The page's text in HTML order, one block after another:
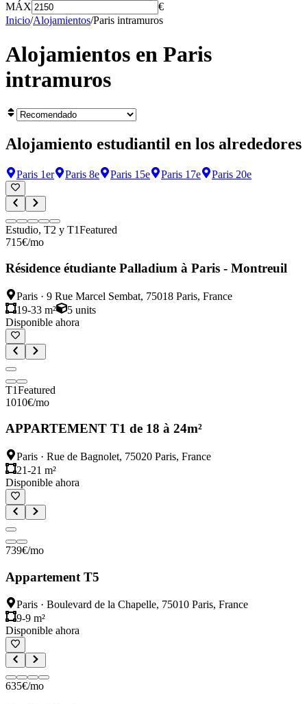
MÁX
€
Inicio/Alojamientos/Paris intramuros
Alojamientos en Paris
intramuros
Alojamiento estudiantil en los alrededores
Paris 1er Paris 8e Paris 15e Paris 17e Paris 20e
Estudio, T2 y T1Featured
715€/mo
Résidence étudiante Palladium à Paris - Montreuil
Paris · 9 Rue Marcel Sembat, 75018 Paris, France
19-33 m²
5 units
Disponible ahora
T1Featured
1010€/mo
APPARTEMENT T1 de 18 à 24m²
Paris · Rue de Bagnolet, 75020 Paris, France
21-21 m²
Disponible ahora
739€/mo
Appartement T5
Paris · Boulevard de la Chapelle, 75010 Paris, France
9-9 m²
Disponible ahora
635€/mo